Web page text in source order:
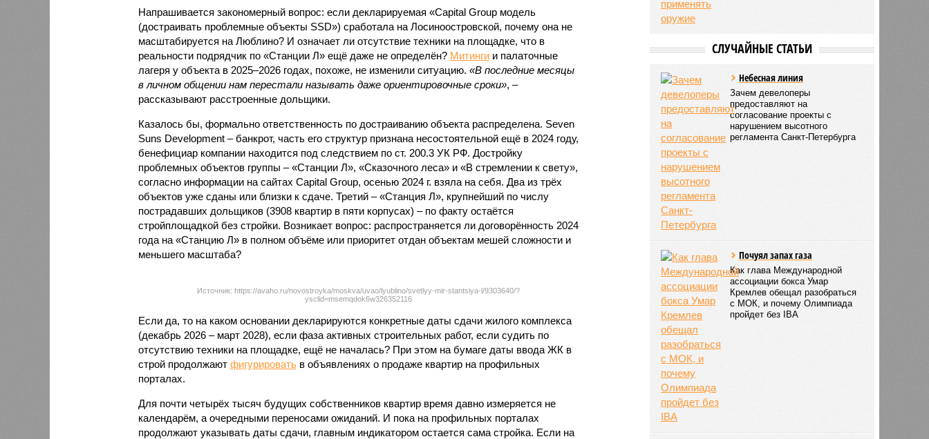
Напрашивается закономерный вопрос: если декларируемая «Capital Group модель
(достраивать проблемные объекты SSD») сработала на Лосиноостровской, почему она не
масштабируется на Люблино? И означает ли отсутствие техники на площадке, что в
реальности подрядчик по «Станции Л» ещё даже не определён? Митингии палаточные
лагеря у объекта в 2025–2026 годах, похоже, не изменили ситуацию. «В последние месяцы
в личном общении нам перестали называть даже ориентировочные сроки», –
рассказывают расстроенные дольщики.
Казалось бы, формально ответственность по достраиванию объекта распределена. Seven
Suns Development – банкрот, часть его структур признана несостоятельной ещё в 2024 году,
бенефициар компании находится под следствием по ст. 200.3 УК РФ. Достройку
проблемных объектов группы – «Станции Л», «Сказочного леса» и «В стремлении к свету»,
согласно информации на сайтах Capital Group, осенью 2024 г. взяла на себя. Два из трёх
объектов уже сданы или близки к сдаче. Третий – «Станция Л», крупнейший по числу
пострадавших дольщиков (3908 квартир в пяти корпусах) – по факту остаётся
стройплощадкой без стройки. Возникает вопрос: распространяется ли договорённость 2024
года на «Станцию Л» в полном объёме или приоритет отдан объектам мешей сложности и
меньшего масштаба?
Источник: https://avaho.ru/novostroyka/moskva/uvao/lyublino/svetlyy-mir-stantsiya-l/9303640/?
ysclid=msemqdok6w326352116
Если да, то на каком основании декларируются конкретные даты сдачи жилого комплекса
(декабрь 2026 – март 2028), если фаза активных строительных работ, если судить по
отсутствию техники на площадке, ещё не началась? При этом на бумаге даты ввода ЖК в
строй продолжают фигурироватьв объявлениях о продаже квартир на профильных
порталах.
Для почти четырёх тысяч будущих собственников квартир время давно измеряется не
календарём, а очередными переносами ожиданий. И пока на профильных порталах
продолжают указывать даты сдачи, главным индикатором остается сама стройка. Если на
СЛУЧАЙНЫЕ СТАТЬИ
Небесная линия
Зачем девелоперы
предоставляют на
согласование проекты с
нарушением высотного
регламента Санкт-Петербурга
Почуял запах газа
Как глава Международной
ассоциации бокса Умар
Кремлев обещал разобраться
с МОК, и почему Олимпиада
пройдет без IBA